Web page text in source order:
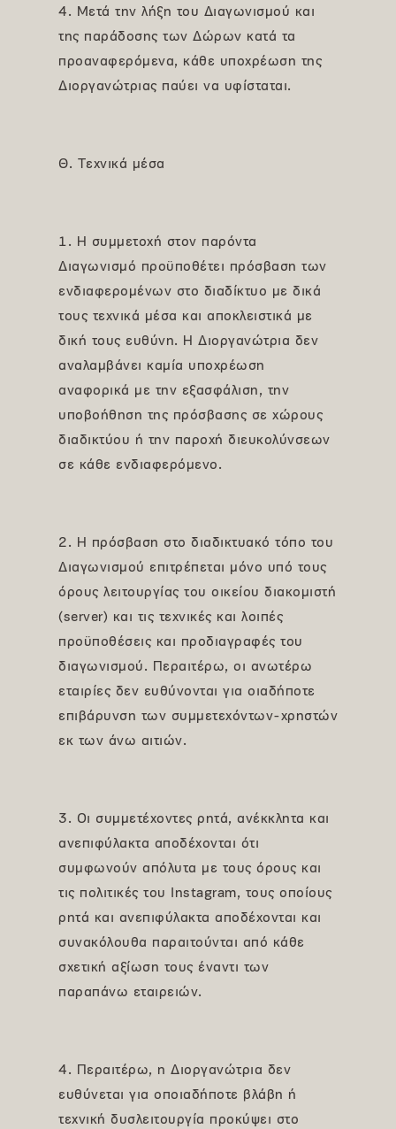
4. Μετά την λήξη του Διαγωνισμού και
της παράδοσης των Δώρων κατά τα
προαναφερόμενα, κάθε υποχρέωση της
Διοργανώτριας παύει να υφίσταται.
Θ. Τεχνικά μέσα
1. Η συμμετοχή στον παρόντα
Διαγωνισμό προϋποθέτει πρόσβαση των
ενδιαφερομένων στο διαδίκτυο με δικά
τους τεχνικά μέσα και αποκλειστικά με
δική τους ευθύνη. Η Διοργανώτρια δεν
αναλαμβάνει καμία υποχρέωση
αναφορικά με την εξασφάλιση, την
υποβοήθηση της πρόσβασης σε χώρους
διαδικτύου ή την παροχή διευκολύνσεων
σε κάθε ενδιαφερόμενο.
2. Η πρόσβαση στο διαδικτυακό τόπο του
Διαγωνισμού επιτρέπεται μόνο υπό τους
όρους λειτουργίας του οικείου διακομιστή
(server) και τις τεχνικές και λοιπές
προϋποθέσεις και προδιαγραφές του
διαγωνισμού. Περαιτέρω, οι ανωτέρω
εταιρίες δεν ευθύνονται για οιαδήποτε
επιβάρυνση των συμμετεχόντων-χρηστών
εκ των άνω αιτιών.
3. Οι συμμετέχοντες ρητά, ανέκκλητα και
ανεπιφύλακτα αποδέχονται ότι
συμφωνούν απόλυτα με τους όρους και
τις πολιτικές του Instagram, τους οποίους
ρητά και ανεπιφύλακτα αποδέχονται και
συνακόλουθα παραιτούνται από κάθε
σχετική αξίωση τους έναντι των
παραπάνω εταιρειών.
4. Περαιτέρω, η Διοργανώτρια δεν
ευθύνεται για οποιαδήποτε βλάβη ή
τεχνική δυσλειτουργία προκύψει στο